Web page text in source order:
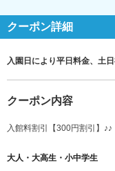
クーポン詳細
入園日により平日料金、土
クーポン内容
入館料割引【300円割引】♪♪
大人・大高生・小中学生